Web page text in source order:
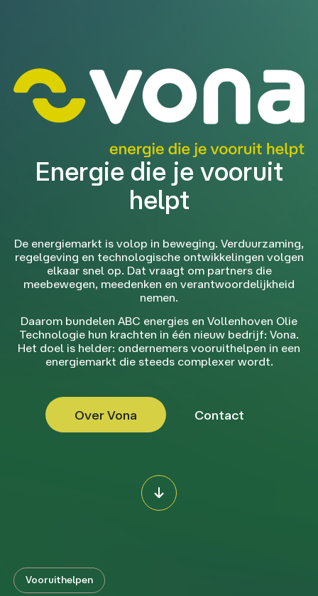
Energie die je vooruit
helpt
De energiemarkt is volop in beweging. Verduurzaming,
regelgeving en technologische ontwikkelingen volgen
elkaar snel op. Dat vraagt om partners die
meebewegen, meedenken en verantwoordelijkheid
nemen.
Daarom bundelen ABC energies en Vollenhoven Olie
Technologie hun krachten in één nieuw bedrijf: Vona.
Het doel is helder: ondernemers vooruithelpen in een
energiemarkt die steeds complexer wordt.
Over Vona Contact
Vooruithelpen